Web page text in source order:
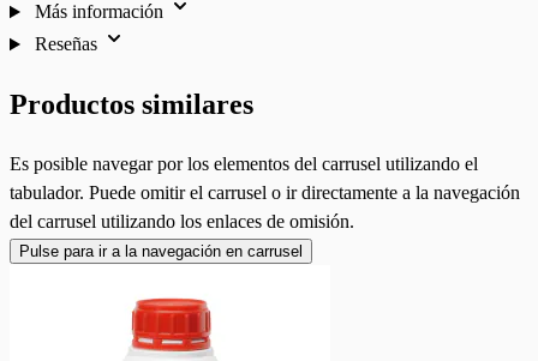
Más información
Reseñas
Productos similares
Es posible navegar por los elementos del carrusel utilizando el
tabulador. Puede omitir el carrusel o ir directamente a la navegación
del carrusel utilizando los enlaces de omisión.
Pulse para ir a la navegación en carrusel